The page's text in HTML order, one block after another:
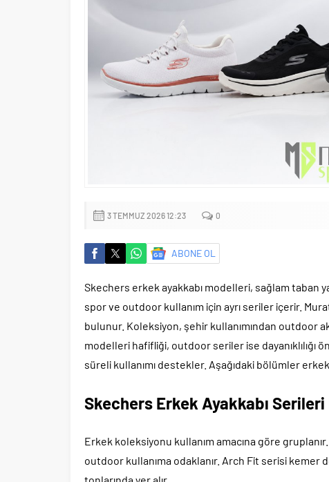
3 TEMMUZ 2026 12:23 0
ABONE OL
Skechers erkek ayakkabı modelleri, sağlam taban
spor ve outdoor kullanım için ayrı seriler içerir.
bulunur. Koleksiyon, şehir kullanımından outdoor
modelleri hafifliği, outdoor seriler ise
süreli kullanımı destekler. Aşağıdaki bölümler
Skechers Erkek Ayakkabı
Erkek koleksiyonu kullanım amacına göre
outdoor kullanıma odaklanır. Arch Fit serisi